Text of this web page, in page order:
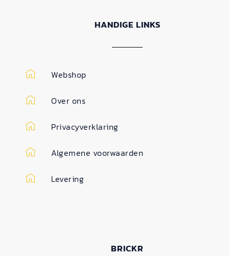
HANDIGE LINKS
Webshop
Over ons
Privacyverklaring
Algemene voorwaarden
Levering
BRICKR